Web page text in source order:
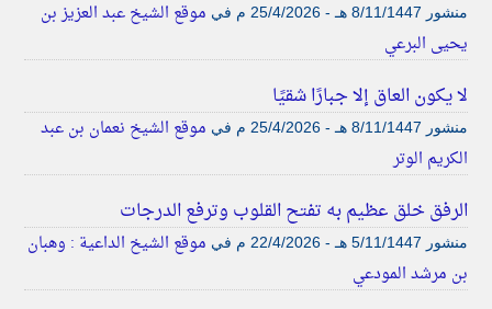
منشور في موقع الشيخ عبد العزيز بن
يحيى البرعي
لا يكون العاق إلا جبارًا شقيًا
منشور في موقع الشيخ نعمان بن عبد
الكريم الوتر
الرفق خلق عظيم به تفتح القلوب وترفع الدرجات
منشور في موقع الشيخ الداعية : وهبان
بن مرشد المودعي